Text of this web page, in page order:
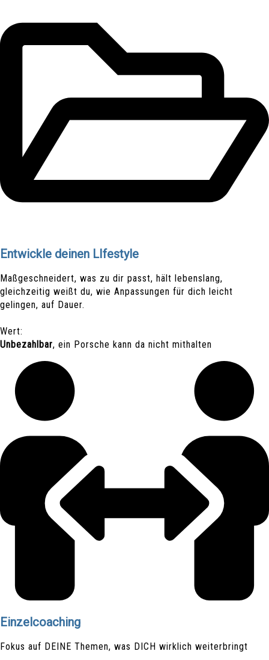
Entwickle deinen LIfestyle
Maßgeschneidert, was zu dir passt, hält lebenslang,
gleichzeitig weißt du, wie Anpassungen für dich leicht
gelingen, auf Dauer.
Wert:
Unbezahlbar, ein Porsche kann da nicht mithalten
Einzelcoaching
Fokus auf DEINE Themen, was DICH wirklich weiterbringt